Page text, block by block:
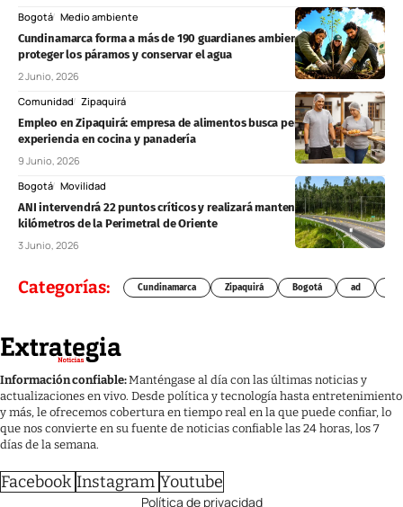
Bogotá Medio ambiente
Cundinamarca forma a más de 190 guardianes ambientales para
proteger los páramos y conservar el agua
2 Junio, 2026
Comunidad Zipaquirá
Empleo en Zipaquirá: empresa de alimentos busca personal con
experiencia en cocina y panadería
9 Junio, 2026
Bogotá Movilidad
ANI intervendrá 22 puntos críticos y realizará mantenimiento en 60
kilómetros de la Perimetral de Oriente
3 Junio, 2026
Categorías: Cundinamarca Zipaquirá Bogotá ad
Información confiable:Manténgase al día con las últimas noticias y
actualizaciones en vivo. Desde política y tecnología hasta entretenimiento
y más, le ofrecemos cobertura en tiempo real en la que puede confiar, lo
que nos convierte en su fuente de noticias confiable las 24 horas, los 7
días de la semana.
Facebook Instagram Youtube
Política de privacidad